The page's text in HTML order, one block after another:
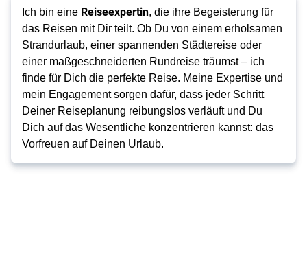
Ich bin eine Reiseexpertin, die ihre Begeisterung für
das Reisen mit Dir teilt. Ob Du von einem erholsamen
Strandurlaub, einer spannenden Städtereise oder
einer maßgeschneiderten Rundreise träumst – ich
finde für Dich die perfekte Reise. Meine Expertise und
mein Engagement sorgen dafür, dass jeder Schritt
Deiner Reiseplanung reibungslos verläuft und Du
Dich auf das Wesentliche konzentrieren kannst: das
Vorfreuen auf Deinen Urlaub.